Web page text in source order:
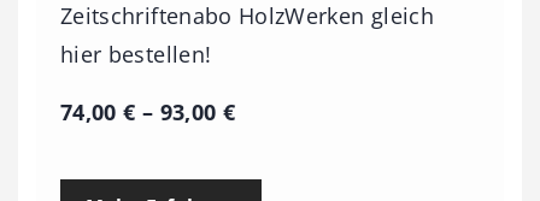
Zeitschriftenabo HolzWerken gleich
hier bestellen!
74,00€ – 93,00 €P
e